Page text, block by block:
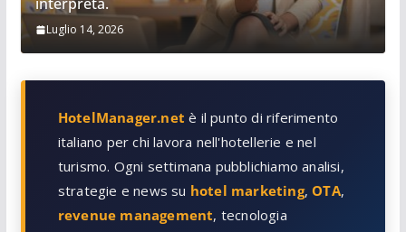
Luglio 14, 2026
HotelManager.net è il punto di riferimento
italiano per chi lavora nell'hotellerie e nel
turismo. Ogni settimana pubblichiamo analisi,
strategie e news su hotel marketing, OTA,
revenue management, tecnologia